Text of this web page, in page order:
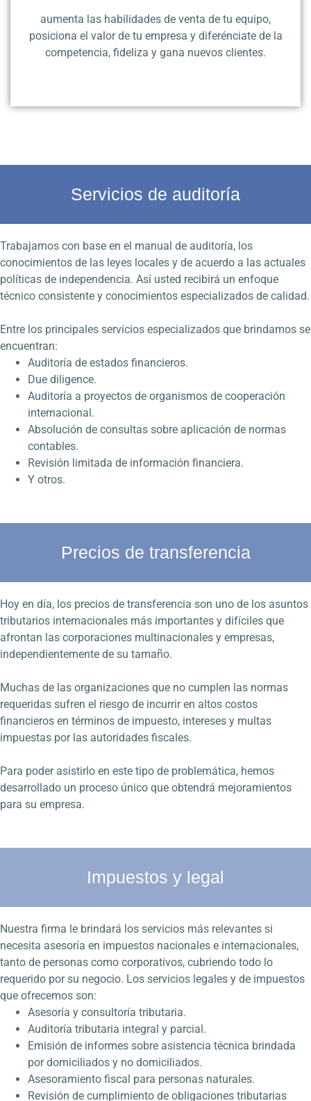
aumenta las habilidades de venta de tu equipo,
posiciona el valor de tu empresa y diferénciate de la
competencia, fideliza y gana nuevos clientes.
Servicios de auditoría
Trabajamos con base en el manual de auditoría, los
conocimientos de las leyes locales y de acuerdo a las actuales
políticas de independencia. Así usted recibirá un enfoque
técnico consistente y conocimientos especializados de calidad.
Entre los principales servicios especializados que brindamos se
encuentran:
Auditoría de estados financieros.
Due diligence.
Auditoría a proyectos de organismos de cooperación
internacional.
Absolución de consultas sobre aplicación de normas
contables.
Revisión limitada de información financiera.
Y otros.
Precios de transferencia
Hoy en día, los precios de transferencia son uno de los asuntos
tributarios internacionales más importantes y difíciles que
afrontan las corporaciones multinacionales y empresas,
independientemente de su tamaño.
Muchas de las organizaciones que no cumplen las normas
requeridas sufren el riesgo de incurrir en altos costos
financieros en términos de impuesto, intereses y multas
impuestas por las autoridades fiscales.
Para poder asistirlo en este tipo de problemática, hemos
desarrollado un proceso único que obtendrá mejoramientos
para su empresa.
Impuestos y legal
Nuestra firma le brindará los servicios más relevantes si
necesita asesoría en impuestos nacionales e internacionales,
tanto de personas como corporativos, cubriendo todo lo
requerido por su negocio. Los servicios legales y de impuestos
que ofrecemos son:
Asesoría y consultoría tributaria.
Auditoría tributaria integral y parcial.
Emisión de informes sobre asistencia técnica brindada
por domiciliados y no domiciliados.
Asesoramiento fiscal para personas naturales.
Revisión de cumplimiento de obligaciones tributarias